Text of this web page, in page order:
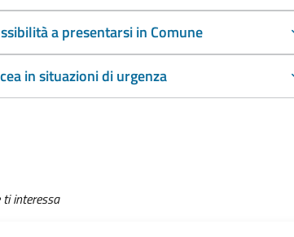
a presentarsi in Comune
in situazioni di urgenza
ti interessa